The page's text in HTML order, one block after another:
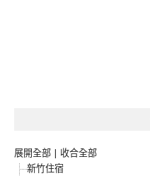
展開全部 | 收合全部
新竹住宿